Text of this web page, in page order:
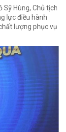
Sỹ Hùng, Chủ tịch
lực điều hành
lượng phục vụ